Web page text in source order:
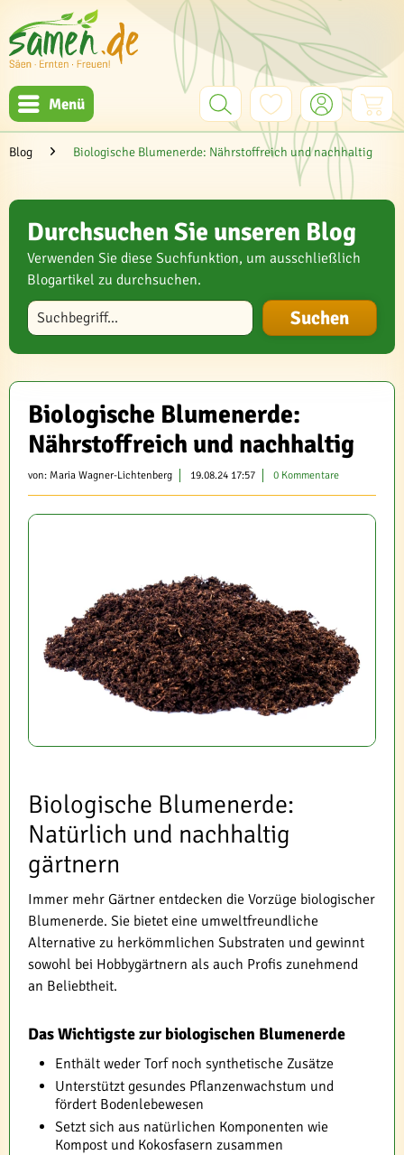
Menü
Blog Biologische Blumenerde: Nährstoffreich und nachhaltig
Durchsuchen Sie unseren Blog
Verwenden Sie diese Suchfunktion, um ausschließlich
Blogartikel zu durchsuchen.
Blog durchsuchen
Biologische Blumenerde:
Nährstoffreich und nachhaltig
von: Maria Wagner-Lichtenberg 19.08.24 17:57 0 Kommentare
Biologische Blumenerde:
Natürlich und nachhaltig
gärtnern
Immer mehr Gärtner entdecken die Vorzüge biologischer
Blumenerde. Sie bietet eine umweltfreundliche
Alternative zu herkömmlichen Substraten und gewinnt
sowohl bei Hobbygärtnern als auch Profis zunehmend
an Beliebtheit.
Das Wichtigste zur biologischen Blumenerde
Enthält weder Torf noch synthetische Zusätze
Unterstützt gesundes Pflanzenwachstum und
fördert Bodenlebewesen
Setzt sich aus natürlichen Komponenten wie
Kompost und Kokosfasern zusammen